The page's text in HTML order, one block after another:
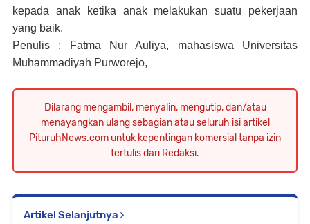
kepada anak ketika anak melakukan suatu pekerjaan
yang baik.
Penulis : Fatma Nur Auliya, mahasiswa Universitas
Muhammadiyah Purworejo,
Dilarang mengambil, menyalin, mengutip, dan/atau
menayangkan ulang sebagian atau seluruh isi artikel
PituruhNews.com untuk kepentingan komersial tanpa izin
tertulis dari Redaksi.
Artikel Selanjutnya